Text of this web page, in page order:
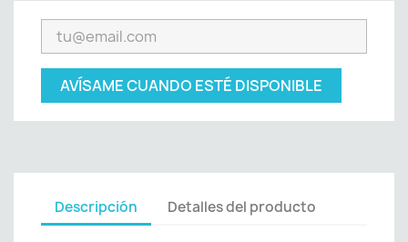
AVÍSAME CUANDO ESTÉ DISPONIBLE
Descripción Detalles del producto